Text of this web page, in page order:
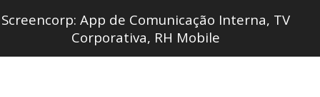
Screencorp: App de Comunicação Interna, TV
Corporativa, RH Mobile